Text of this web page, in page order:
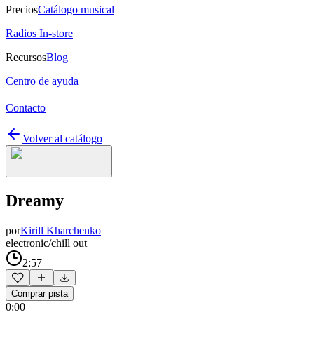
PreciosCatálogo musical
Radios In-store
RecursosBlog
Centro de ayuda
Contacto
Volver al catálogo
Dreamy
porKirill Kharchenko
electronic/chill out
2:57
Comprar pista
0:00